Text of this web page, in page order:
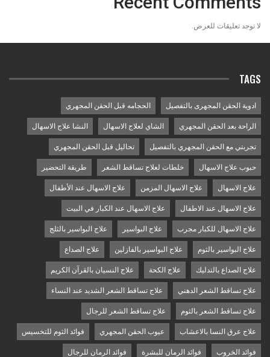
لا توجد تعليقات للعرض.
TAGS
ادوية الحقن المجهرى بالتفصيل الحجامه قبل الحقن المجهري
الراحة بعد الحقن المجهري الشاي لعلاج الاسهال النشا علاج الاسهال
تجربتي مع الحقن المجهري بالتفصيل تحاليل قبل الحقن المجهري
حبوب علاج الاسهال خلطات لعلاج تساقط الشعر طريقة التحضير
علاج الاسهال علاج الاسهال المزمن علاج الاسهال عند الأطفال
علاج الاسهال عند الاطفال علاج الاسهال عند الكبار في البيت
علاج الاسهال للكبار مجرب علاج البواسير علاج البواسير بالثلج
علاج البواسير بالثوم علاج البواسير بالفازلين علاج الصداع
علاج الصداع بالتدليك علاج الكحة علاج النسيان بالقرآن الكريم
علاج تساقط الشعر الدهني علاج تساقط الشعر الشديد عند النساء
علاج تساقط الشعر بالثوم علاج تساقط الشعر للرجال
علاج عرق النسا بالاعشاب عيوب الحقن المجهري فوائد الثوم للتخسيس
فوائد الخروب فوائد الرمان للبشرة فوائد الرمان للرجال